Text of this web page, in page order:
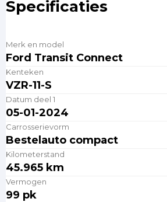
Specificaties
Merk en model
Ford Transit Connect
Kenteken
VZR-11-S
Datum deel 1
05-01-2024
Carrosserievorm
Bestelauto compact
Kilometerstand
45.965 km
Vermogen
99 pk